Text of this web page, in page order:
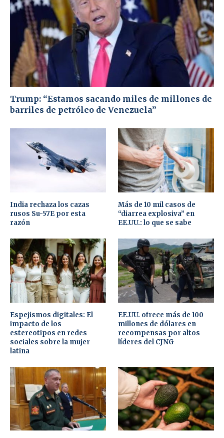
Trump: “Estamos sacando miles de millones de
barriles de petróleo de Venezuela”
India rechaza los cazas
rusos Su-57E por esta
razón
Más de 10 mil casos de
“diarrea explosiva” en
EE.UU.: lo que se sabe
Espejismos digitales: El
impacto de los
estereotipos en redes
sociales sobre la mujer
latina
EE.UU. ofrece más de 100
millones de dólares en
recompensas por altos
líderes del CJNG